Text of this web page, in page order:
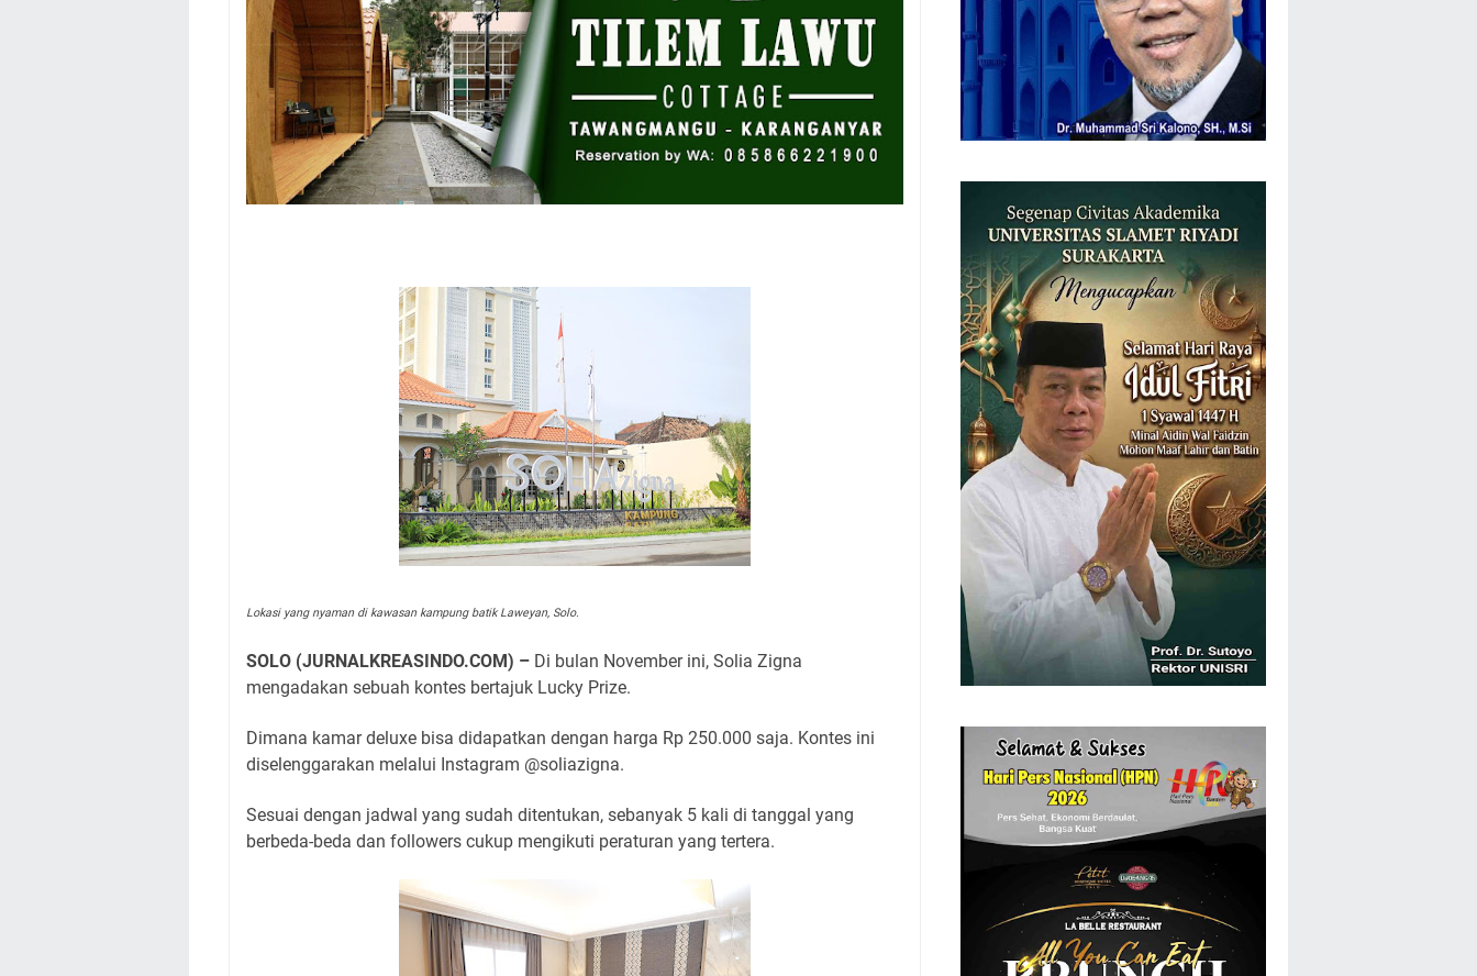
Lokasi yang nyaman di kawasan kampung batik Laweyan, Solo.
SOLO (JURNALKREASINDO.COM) – Di bulan November ini, Solia Zigna
mengadakan sebuah kontes bertajuk Lucky Prize.
Dimana kamar deluxe bisa didapatkan dengan harga Rp 250.000 saja. Kontes ini
diselenggarakan melalui Instagram @soliazigna.
Sesuai dengan jadwal yang sudah ditentukan, sebanyak 5 kali di tanggal yang
berbeda-beda dan followers cukup mengikuti peraturan yang tertera.